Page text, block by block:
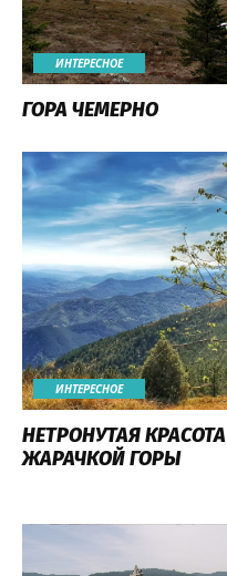
ИНТЕРЕСНОЕ
ГОРА ЧЕМЕРНО
ИНТЕРЕСНОЕ
НЕТРОНУТАЯ КРАСОТА
ЖАРАЧКОЙ ГОРЫ